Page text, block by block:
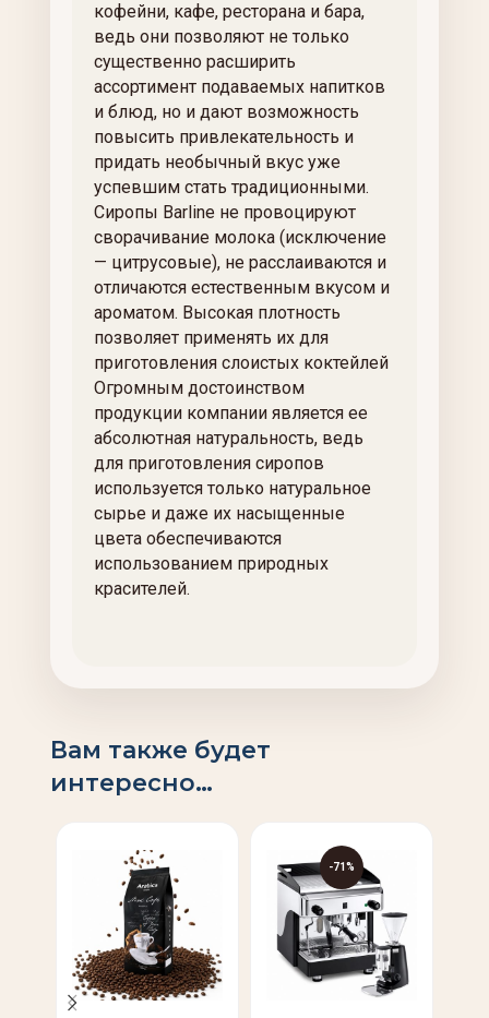
кофейни, кафе, ресторана и бара,
ведь они позволяют не только
существенно расширить
ассортимент подаваемых напитков
и блюд, но и дают возможность
повысить привлекательность и
придать необычный вкус уже
успевшим стать традиционными.
Сиропы Barline не провоцируют
сворачивание молока (исключение
— цитрусовые), не расслаиваются и
отличаются естественным вкусом и
ароматом. Высокая плотность
позволяет применять их для
приготовления слоистых коктейлей
Огромным достоинством
продукции компании является ее
абсолютная натуральность, ведь
для приготовления сиропов
используется только натуральное
сырье и даже их насыщенные
цвета обеспечиваются
использованием природных
красителей.
Вам также будет
интересно…
-71%